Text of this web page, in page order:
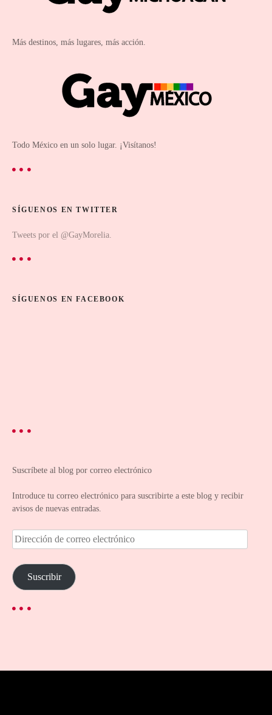
Más destinos, más lugares, más acción.
Todo México en un solo lugar. ¡Visítanos!
SÍGUENOS EN TWITTER
Tweets por el @GayMorelia.
SÍGUENOS EN FACEBOOK
Suscríbete al blog por correo electrónico
Introduce tu correo electrónico para suscribirte a este blog y recibir
avisos de nuevas entradas.
D
i
e
c
i
Suscribir